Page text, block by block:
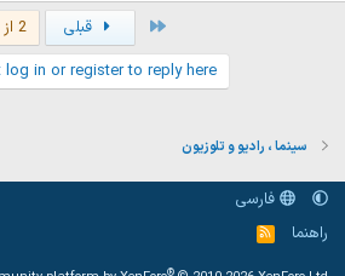
قبلی
2 از 2
log in or register to reply here.
سینما ، رادیو و تلوزیون
فارسی
راهنما
خ
و